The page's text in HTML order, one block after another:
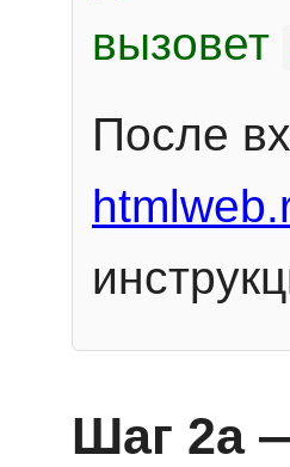
вызовет
После
Шаг 2a